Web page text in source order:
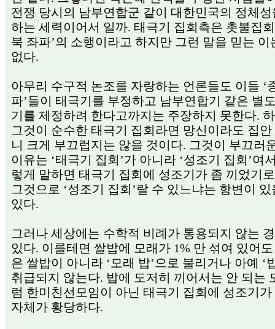
전쟁 당시의 남부연합군 같이 대한민국의 정체
하는 세력이어서 일까. 태극기 집회측은 촛불집
북 좌파’의 소행이라고 하지만 그런 말을 믿는 이
없다.
아무리 수구적 논조를 자랑하는 언론들도 이들 ‘
파’들이 태극기를 부정하고 남부연합기 같은 별
기를 제정하려 한다고까지는 주장하지 못한다.
그것이 순수한 태극기 집회라면 망신이라도 집
니 크게 부끄럽지는 않을 것이다. 그것이 부끄러
이유는 ‘태극기 집회’가 아니라 ‘성조기 집회’여
렇게 말하면 태극기 집회에 성조기가 좀 끼었기
그것으로 ‘성조기 집회’랄 수 있느냐는 항변이 있
있다.
그러나 세상에는 수학적 비례가 통용되지 않는
있다. 이를테면 쌀밥에 모래가 1% 만 섞여 있어
은 쌀밥이 아니라 ‘모래 밥’으로 불리거나 아예 ‘
취급되지 않는다. 밥에 도저히 끼어서는 안 되는
럼 한미친선모임이 아닌 태극기 집회에 성조기
자체가 황당하다.